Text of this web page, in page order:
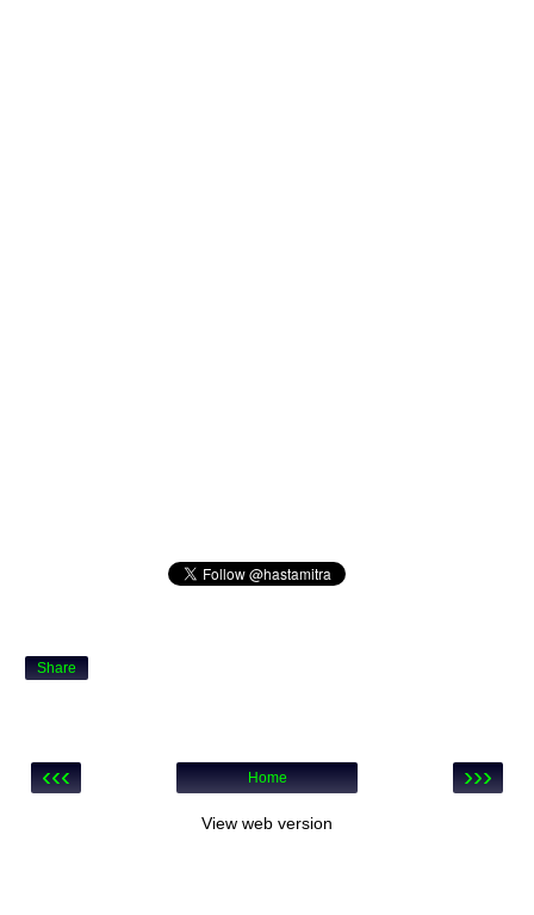
Share
‹‹‹ ›››
Home
View web version